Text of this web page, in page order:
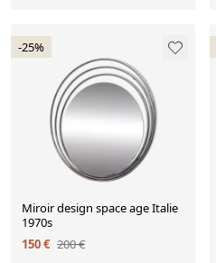
-25%
Miroir design space age Italie
1970s
150 € 200 €